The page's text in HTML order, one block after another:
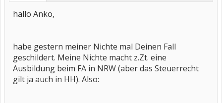
hallo Anko,
habe gestern meiner Nichte mal Deinen Fall
geschildert. Meine Nichte macht z.Zt. eine
Ausbildung beim FA in NRW (aber das Steuerrecht
gilt ja auch in HH). Also: